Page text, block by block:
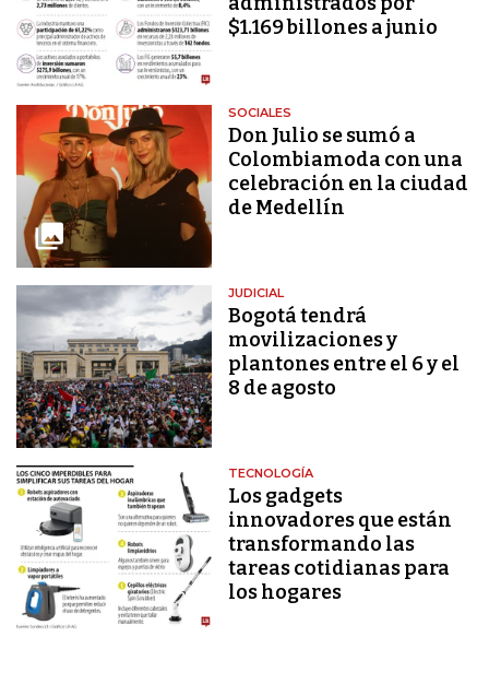
$1.169 billones a junio
SOCIALES
Don Julio se sumó a
Colombiamoda con una
celebración en la ciudad
de Medellín
JUDICIAL
Bogotá tendrá
movilizaciones y
plantones entre el 6 y el
8 de agosto
TECNOLOGÍA
Los gadgets
innovadores que están
transformando las
tareas cotidianas para
los hogares